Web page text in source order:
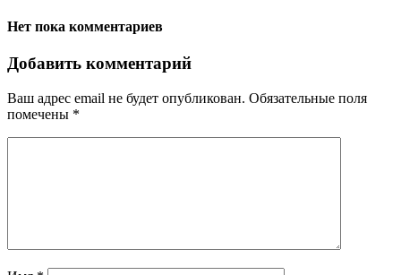
Нет пока комментариев
Добавить комментарий
Ваш адрес email не будет опубликован. Обязательные поля
помечены *